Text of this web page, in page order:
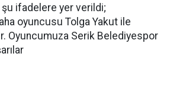
şu ifadelere yer verildi;
oyuncusu Tolga Yakut ile
Oyuncumuza Serik Belediyespor